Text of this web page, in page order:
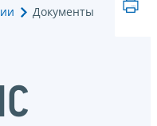
Документы